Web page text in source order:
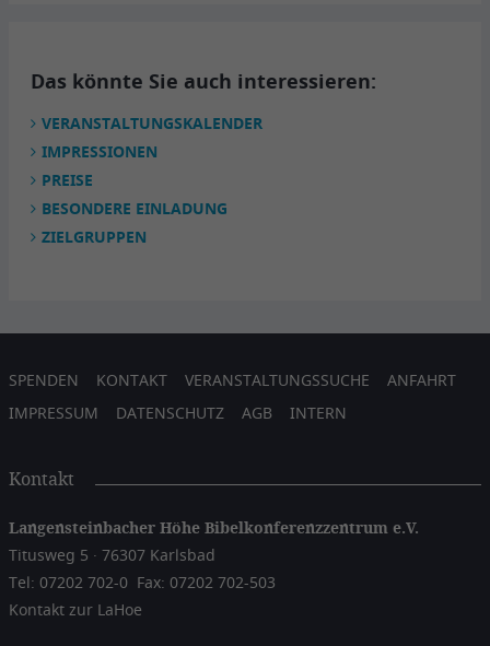
Das könnte Sie auch interessieren:
VERANSTALTUNGSKALENDER
IMPRESSIONEN
PREISE
BESONDERE EINLADUNG
ZIELGRUPPEN
SPENDEN KONTAKT VERANSTALTUNGSSUCHE
ANFAHRT
IMPRESSUM
DATENSCHUTZ AGB INTERN
Kontakt
Langensteinbacher Höhe Bibelkonferenzzentrum e.V.
Titusweg 5 · 76307 Karlsbad
Tel: 07202 702-0 Fax: 07202 702-503
Kontakt zur LaHoe